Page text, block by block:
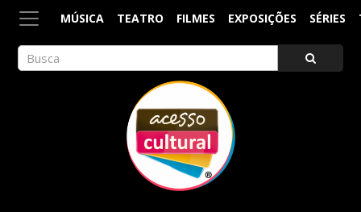
MÚSICA TEATRO FILMES EXPOSIÇÕES SÉRIES